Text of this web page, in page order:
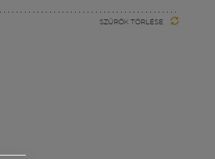
SZŰRŐK TÖRLÉSE